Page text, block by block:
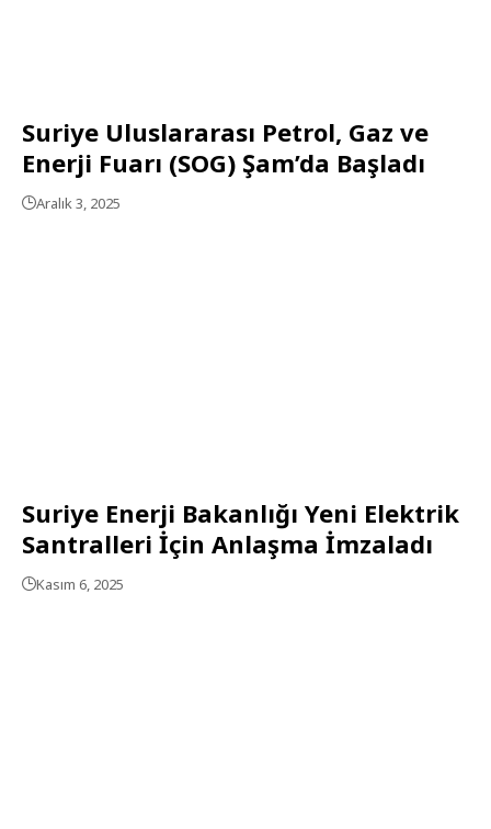
Suriye Uluslararası Petrol, Gaz ve
Enerji Fuarı (SOG) Şam’da Başladı
Aralık 3, 2025
Suriye Enerji Bakanlığı Yeni Elektrik
Santralleri İçin Anlaşma İmzaladı
Kasım 6, 2025